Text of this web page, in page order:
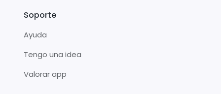
Soporte
Ayuda
Tengo una idea
Valorar app